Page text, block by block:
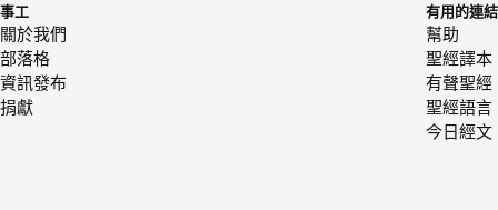
事工
關於我們
部落格
資訊發布
捐獻
有用的連結
幫助
聖經譯本
有聲聖經
聖經語言
今日經文